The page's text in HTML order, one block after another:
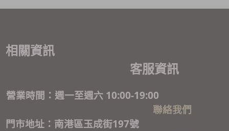
相關資訊
客服資訊
營業時間：週一至週六 10:00-19:00
聯絡我們
門市地址：南港區玉成街197號